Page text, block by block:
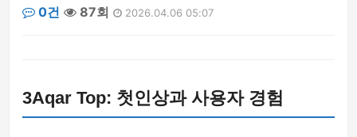
0건
87회 2026.04.06 05:07
3Aqar Top: 첫인상과 사용자 경험